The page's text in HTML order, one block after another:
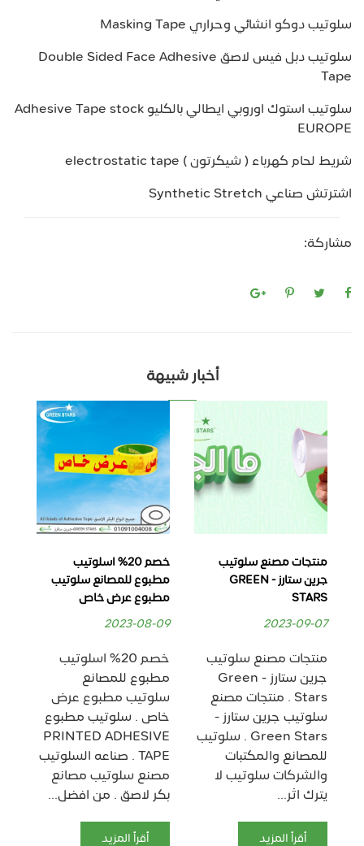
سلوتيب دوكو انشائي وحراري Masking Tape
سلوتيب دبل فيس لاصق Double Sided Face Adhesive
Tape
سلوتيب استوك اوروبي ايطالي بالكليو Adhesive Tape stock
EUROPE
شريط لحام كهرباء ( شيكرتون ) electrostatic tape
اشترتش صناعي Synthetic Stretch
مشاركة:
أخبار شبيهة
منتجات مصنع سلوتيب
جرين ستارز - GREEN
STARS
2023-09-07
منتجات مصنع سلوتيب
جرين ستارز - Green
Stars . منتجات مصنع
سلوتيب جرين ستارز -
Green Stars . سلوتيب
للمصانع والمكتبات
والشركات سلوتيب لا
يترك اثر...
أقرأ المزيد
خصم 20% اسلوتيب
مطبوع للمصانع سلوتيب
مطبوع عرض خاص
2023-08-09
خصم 20% اسلوتيب
مطبوع للمصانع
سلوتيب مطبوع عرض
خاص . سلوتيب مطبوع
PRINTED ADHESIVE
TAPE . صناعه السلوتيب
مصنع سلوتيب مصانع
بكر لاصق . من افضل...
أقرأ المزيد